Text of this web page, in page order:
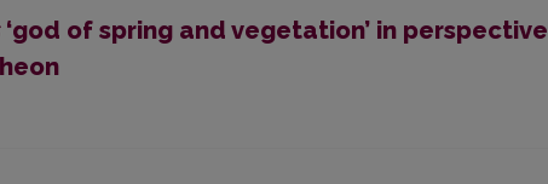
‘god of spring and vegetation’ in perspective